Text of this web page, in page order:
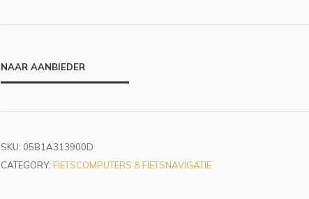
NAAR AANBIEDER
SKU: 05B1A313900D
CATEGORY: FIETSCOMPUTERS & FIETSNAVIGATIE